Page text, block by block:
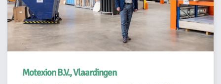
Motexion B.V., Vlaardingen